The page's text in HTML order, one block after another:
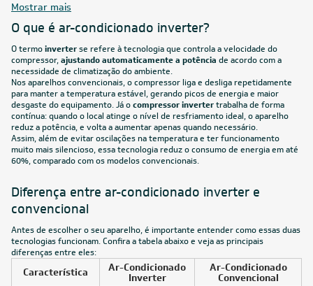
Mostrar mais
O que é ar-condicionado inverter?
O termoinverterse refere à tecnologia que controla a velocidade do
compressor,ajustando automaticamente a potência de acordo com a
necessidade de climatização do ambiente.
Nos aparelhos convencionais, o compressor liga e desliga repetidamente
para manter a temperatura estável, gerando picos de energia e maior
desgaste do equipamento. Já ocompressor invertertrabalha de forma
contínua: quando o local atinge o nível de resfriamento ideal, o aparelho
reduz a potência, e volta a aumentar apenas quando necessário.
Assim, além de evitar oscilações na temperatura e ter funcionamento
muito mais silencioso, essa tecnologia reduz o consumo de energia em até
60%, comparado com os modelos convencionais.
Diferença entre ar-condicionado inverter e
convencional
Antes de escolher o seu aparelho, é importante entender como essas duas
tecnologias funcionam. Confira a tabela abaixo e veja as principais
diferenças entre eles:
Característica
Ar-Condicionado
Inverter
Ar-Condicionado
Convencional